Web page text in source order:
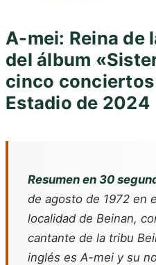
A-mei: Reina de
del álbum
cinco conciertos
Estadio de 2024
Resumen en 30
de agosto de 1972 en
localidad de Beinan,
cantante de la tribu
inglés es A-mei y su